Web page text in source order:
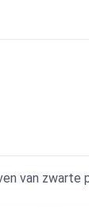
van zwarte